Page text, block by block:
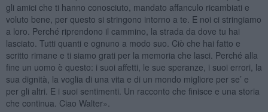
gli amici che ti hanno conosciuto, mandato affanculo ricambiati e
voluto bene, per questo si stringono intorno a te. E noi ci stringiamo
a loro. Perché riprendono il cammino, la strada da dove tu hai
lasciato. Tutti quanti e ognuno a modo suo. Ciò che hai fatto e
scritto rimane e ti siamo grati per la memoria che lasci. Perché alla
fine un uomo è questo: i suoi affetti, le sue speranze, i suoi errori, la
sua dignità, la voglia di una vita e di un mondo migliore per se’ e
per gli altri. E i suoi sentimenti. Un racconto che finisce e una storia
che continua. Ciao Walter».